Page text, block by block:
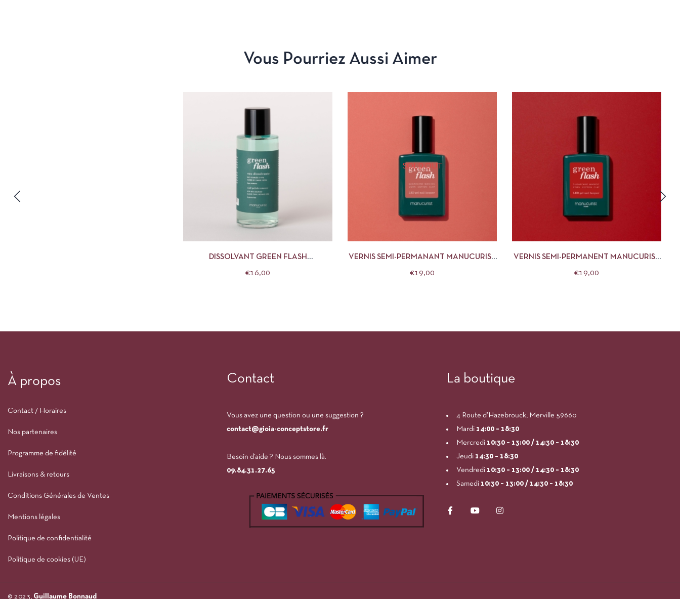
Vous Pourriez Aussi Aimer
DISSOLVANT GREEN FLASH
€16,00
SOLD OUT
VERNIS SEMI-PERMANANT MANUCURIST
€19,00
VERNIS SEMI-PERMANENT MANUCURIST
€19,00
À propos
Contact / Horaires
Nos partenaires
Programme de fidélité
Livraisons & retours
Conditions Générales de Ventes
Mentions légales
Politique de confidentialité
Politique de cookies (UE)
Contact
Vous avez une question ou une suggestion ?
contact@gioia-conceptstore.fr
Besoin d’aide ? Nous sommes là.
09.84.31.27.65
La boutique
4 Route d’Hazebrouck, Merville 59660
Mardi 14:00– 18:30
Mercredi 10:30 – 13:00 / 14:30 – 18:30
Jeudi 14:30 – 18:30
Vendredi10:30 – 13:00 / 14:30 – 18:30
Samedi 10:30 – 13:00 / 14:30 – 18:30
© 2023, Guillaume Bonnaud